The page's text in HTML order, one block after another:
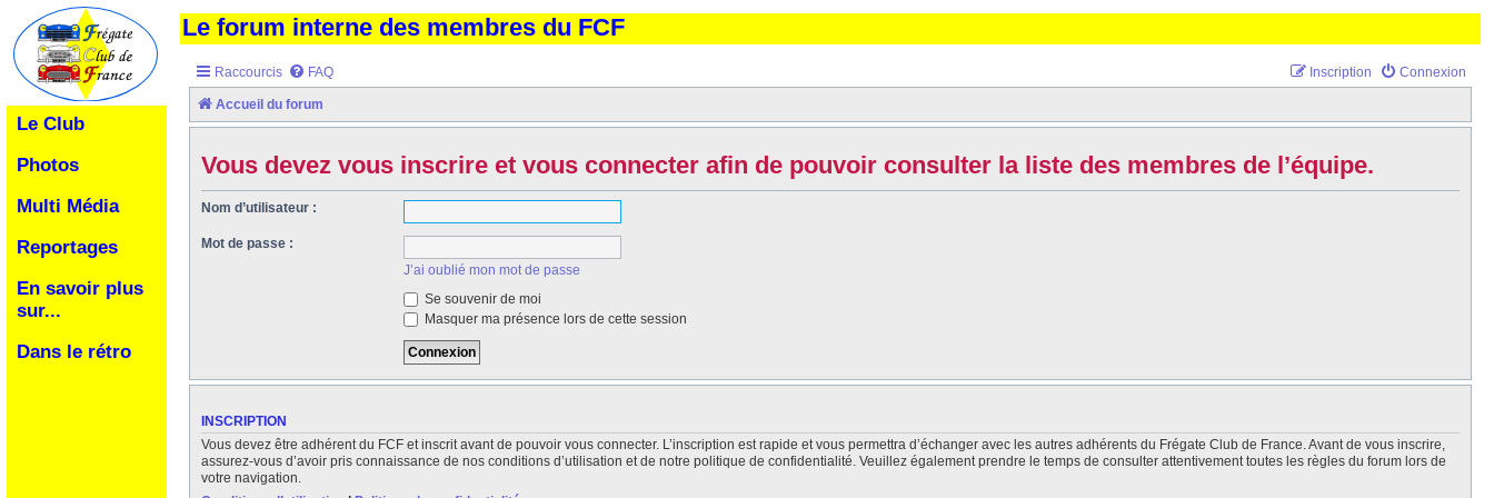
Le Club
Photos
Multi Média
Reportages
En savoir plus
sur...
Dans le rétro
Le forum interne des membres du FCF
Raccourcis FAQ Connexion
Inscription
Accueil du forum
Vous devez vous inscrire et vous connecter afin de pouvoir consulter la liste des membres de l’équipe.
Nom d’utilisateur :
Mot de passe :
J’ai oublié mon mot de passe
Se souvenir de moi
Masquer ma présence lors de cette session
INSCRIPTION
Vous devez être adhérent du FCF et inscrit avant de pouvoir vous connecter. L’inscription est rapide et vous permettra d’échanger avec les autres adhérents du Frégate Club de France. Avant de vous inscrire,
assurez-vous d’avoir pris connaissance de nos conditions d’utilisation et de notre politique de confidentialité. Veuillez également prendre le temps de consulter attentivement toutes les règles du forum lors de
votre navigation.